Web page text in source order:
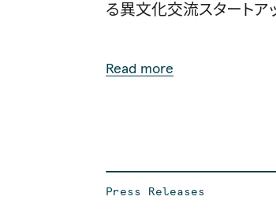
る異文化交流スタートア
Read more
Press Releases